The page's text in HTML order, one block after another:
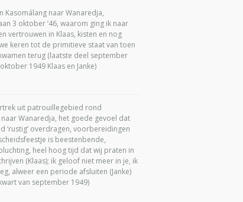
Kasomálang naar Wanaredja,
3 oktober ’46, waarom ging ik naar
vertrouwen in Klaas, kisten en nog
keren tot de primitieve staat van toen
terug (laatste deel september
1949 Klaas en Janke)
uit patrouillegebied rond
Wanaredja, het goede gevoel dat
‘rustig’ overdragen, voorbereidingen
is beestenbende,
heel hoog tijd dat wij praten in
(Klaas); ik geloof niet meer in je, ik
alweer een periode afsluiten (Janke)
van september 1949)